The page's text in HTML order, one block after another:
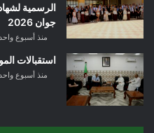
الرسمية
جوان 2026
منذ أسبوع واحد
استقبالات
منذ أسبوع واحد